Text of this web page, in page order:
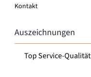
Kontakt
Auszeichnungen
Top Service-Qualität